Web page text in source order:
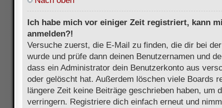
Ich habe mich vor einiger Zeit registriert, kann
anmelden?!
Versuche zuerst, die E-Mail zu finden, die dir bei
wurde und prüfe dann deinen Benutzernamen und
dass ein Administrator dein Benutzerkonto aus
oder gelöscht hat. Außerdem löschen viele Boards
längere Zeit keine Beiträge geschrieben haben, um
verringern. Registriere dich einfach erneut und